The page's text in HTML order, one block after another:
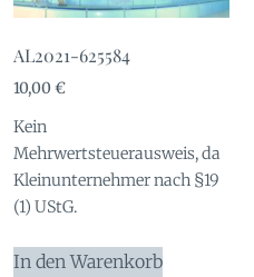
AL2021-625584
10,00€
Kein
Mehrwertsteuerausweis, da
Kleinunternehmer nach §19
(1) UStG.
In den Warenkorb